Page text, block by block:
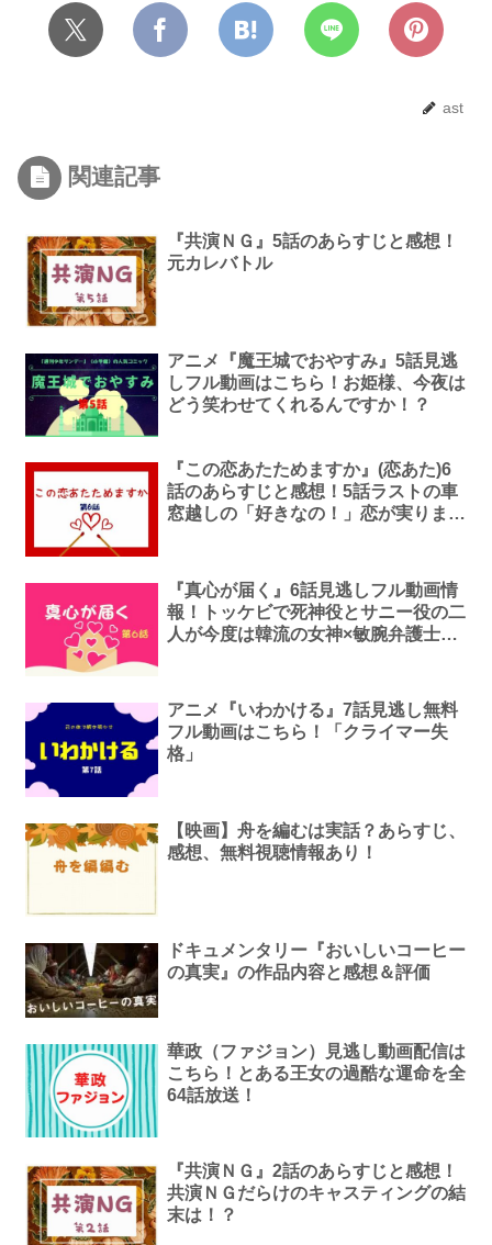
ast
関連記事
『共演ＮＧ』5話のあらすじと感想！
元カレバトル
アニメ『魔王城でおやすみ』5話見逃
しフル動画はこちら！お姫様、今夜は
どう笑わせてくれるんですか！？
『この恋あたためますか』(恋あた)6
話のあらすじと感想！5話ラストの車
窓越しの「好きなの！」恋が実ります
『真心が届く』6話見逃しフル動画情
報！トッケビで死神役とサニー役の二
人が今度は韓流の女神×敏腕弁護士
アニメ『いわかける』7話見逃し無料
フル動画はこちら！「クライマー失
格」
【映画】舟を編むは実話？あらすじ、
感想、無料視聴情報あり！
ドキュメンタリー『おいしいコーヒー
の真実』の作品内容と感想＆評価
華政（ファジョン）見逃し動画配信は
こちら！とある王女の過酷な運命を全
64話放送！
『共演ＮＧ』2話のあらすじと感想！
共演ＮＧだらけのキャスティングの結
末は！？